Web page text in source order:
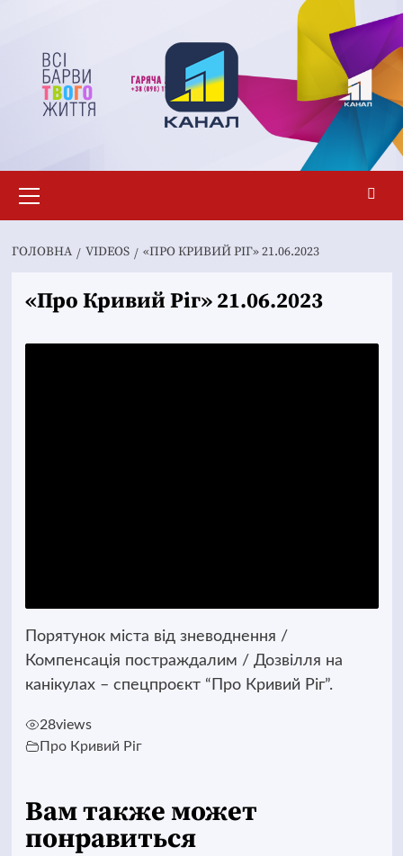
вмісту
меню
ГОЛОВНА VIDEOS «ПРО КРИВИЙ РІГ» 21.06.2023
«Про Кривий Ріг» 21.06.2023
Порятунок міста від зневоднення /
Компенсація постраждалим / Дозвілля на
канікулах – спецпроєкт “Про Кривий Ріг”.
28views
Про Кривий Ріг
Вам также может
понравиться